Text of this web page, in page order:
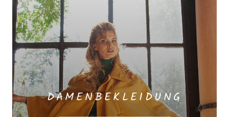
DAMENBEKLEIDUNG